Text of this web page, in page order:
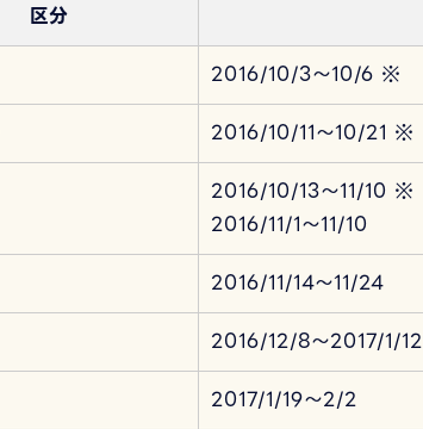
区分
2016/10/3～10/6 ※
2016/10/11～10/21 ※
2016/10/13～11/10 ※
2016/11/1～11/10
2016/11/14～11/24
2016/12/8～2017/1/12
2017/1/19～2/2